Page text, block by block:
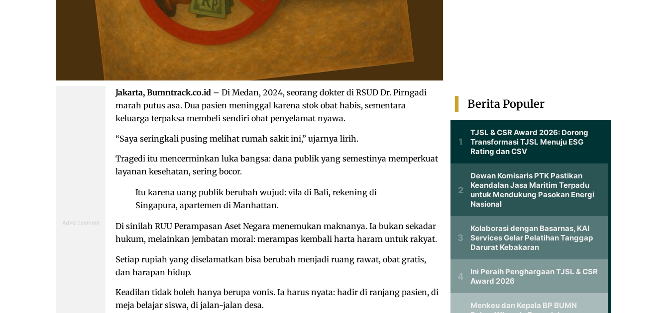
Jakarta, Bumntrack.co.id – Di Medan, 2024, seorang dokter di RSUD Dr. Pirngadi
marah putus asa. Dua pasien meninggal karena stok obat habis, sementara
keluarga terpaksa membeli sendiri obat penyelamat nyawa.
“Saya seringkali pusing melihat rumah sakit ini,” ujarnya lirih.
Tragedi itu mencerminkan luka bangsa: dana publik yang semestinya memperkuat
layanan kesehatan, sering bocor.
Itu karena uang publik berubah wujud: vila di Bali, rekening di
Singapura, apartemen di Manhattan.
Di sinilah RUU Perampasan Aset Negara menemukan maknanya. Ia bukan sekadar
hukum, melainkan jembatan moral: merampas kembali harta haram untuk rakyat.
Setiap rupiah yang diselamatkan bisa berubah menjadi ruang rawat, obat gratis,
dan harapan hidup.
Keadilan tidak boleh hanya berupa vonis. Ia harus nyata: hadir di ranjang pasien, di
meja belajar siswa, di jalan-jalan desa.
Berita Populer